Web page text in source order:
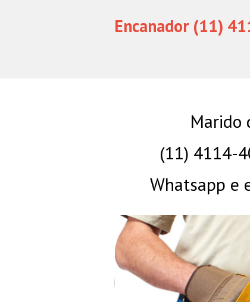
Encanador (11)
Marido
(11) 4114-
Whatsapp e